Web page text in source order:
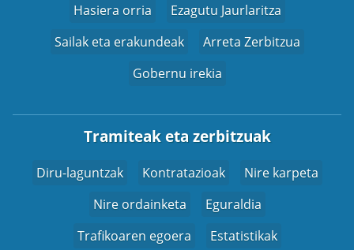
Hasiera orria
Ezagutu Jaurlaritza
Sailak eta erakundeak
Arreta Zerbitzua
Gobernu irekia
Tramiteak eta zerbitzuak
Diru-laguntzak Kontratazioak
Nire karpeta
Nire ordainketa
Eguraldia
Trafikoaren egoera
Estatistikak